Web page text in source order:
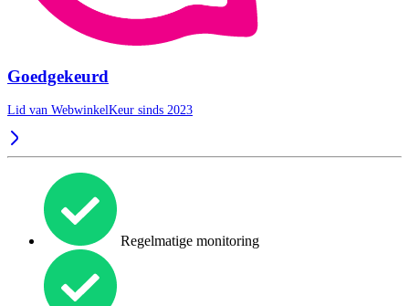
Goedgekeurd
Lid van WebwinkelKeur sinds 2023
Regelmatige monitoring